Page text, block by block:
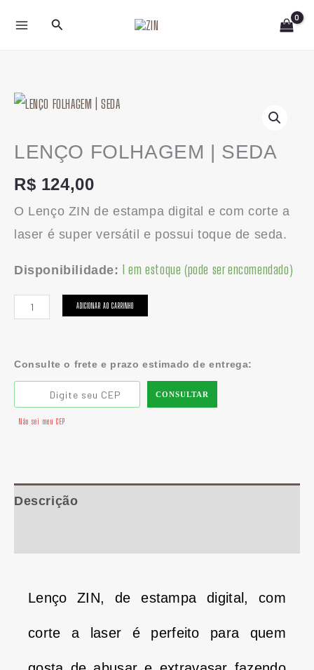
para
Pesquisar
LENÇO FOLHAGEM | SEDA
R$ 124,00
O Lenço ZIN de estampa digital e com corte a
laser é super versátil e possui toque de seda.
Disponibilidade: 1 em estoque (pode ser encomendado)
LENÇO
|
quantidade
ADICIONAR AO CARRINHO
Consulte o frete e prazo estimado de entrega:
CONSULTAR
Não sei meu CEP
Descrição
Lenço ZIN, de estampa digital, com
corte a laser é perfeito para quem